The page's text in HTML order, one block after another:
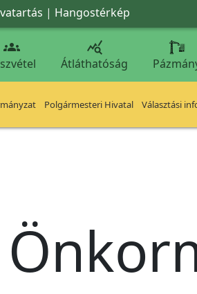
| Hangostérkép
 
Átláthatóság
Polgármesteri Hivatal Választási